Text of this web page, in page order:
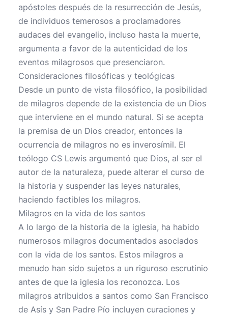
apóstoles después de la resurrección de Jesús,
de individuos temerosos a proclamadores
audaces del evangelio, incluso hasta la muerte,
argumenta a favor de la autenticidad de los
eventos milagrosos que presenciaron.
Consideraciones filosóficas y teológicas
Desde un punto de vista filosófico, la posibilidad
de milagros depende de la existencia de un Dios
que interviene en el mundo natural. Si se acepta
la premisa de un Dios creador, entonces la
ocurrencia de milagros no es inverosímil. El
teólogo CS Lewis argumentó que Dios, al ser el
autor de la naturaleza, puede alterar el curso de
la historia y suspender las leyes naturales,
haciendo factibles los milagros.
Milagros en la vida de los santos
A lo largo de la historia de la iglesia, ha habido
numerosos milagros documentados asociados
con la vida de los santos. Estos milagros a
menudo han sido sujetos a un riguroso escrutinio
antes de que la iglesia los reconozca. Los
milagros atribuidos a santos como San Francisco
de Asís y San Padre Pío incluyen curaciones y